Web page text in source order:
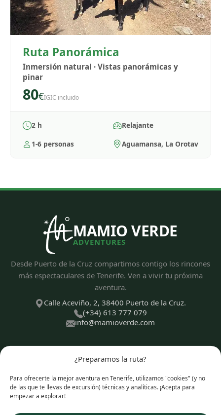
¿Preparamos la ruta?
Para ofrecerte la mejor aventura en Tenerife, utilizamos "cookies" (y no
de las que te llevas de excursión) técnicas y analíticas. ¡Acepta para
empezar a explorar!
Ruta Panorámica
Inmersión natural · Vistas panorámicas y
pinar
80€IGIC incluido
2 h
Relajante
1-6 personas
Aguamansa, La Orotava
MAMIO VERDE
ADVENTURES
Desde Puerto de la Cruz compartimos contigo los rincones
más espectaculares de Tenerife. Ven a vivir tu próxima
aventura.
Calle Aceviño, 2, 38400 Puerto de la Cruz.
(+34) 613 777 079
info@mamioverde.com